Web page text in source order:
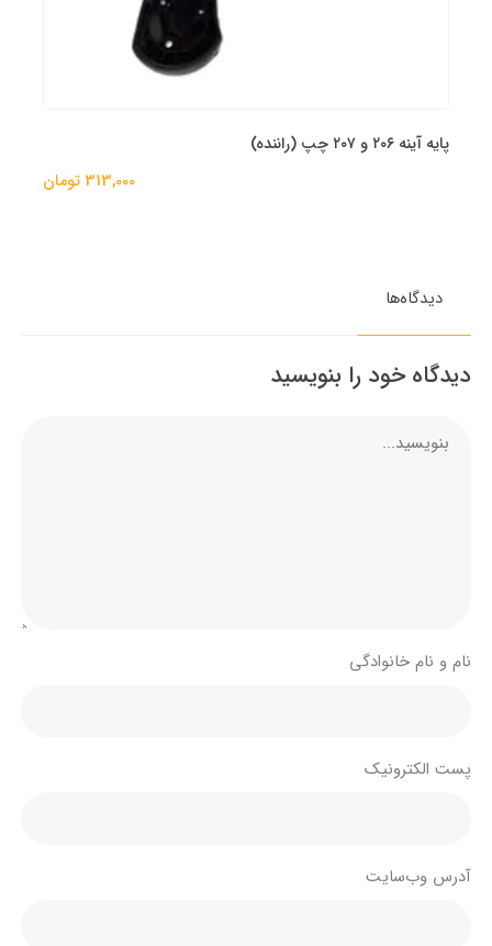
پایه آینه ۲۰۶ و ۲۰۷ چپ (راننده)
313,000 تومان
دیدگاه‌ها
دیدگاه خود را بنویسید
نام و نام خانوادگی
پست الکترونیک
آدرس وب‌سایت